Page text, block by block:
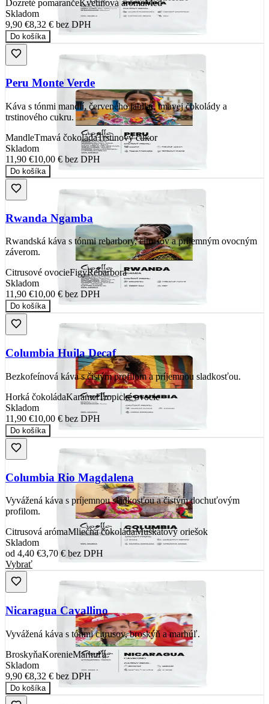
Dozreté pomarančeKvetinová arómaMed
Skladom
9,90 €8,32 € bez DPH
Do košíka
Peru Monte Verde
Káva s tónmi mandlí, červeného jablka, tmavej čokolády a
trstinového cukru.
MandleTmavá čokoládaTrstinový cukor
Skladom
11,90 €10,00 € bez DPH
Do košíka
Rwanda Ngamba
Rwandská káva s tónmi rebarbory, citrusov a príjemným ovocným
záverom.
Citrusové ovocieFigyRebarbora
Skladom
11,90 €10,00 € bez DPH
Do košíka
Columbia Huila Decaf
Bezkofeínová káva s čistým profilom a príjemnou sladkosťou.
Horká čokoládaKaramelTropické ovocie
Skladom
11,90 €10,00 € bez DPH
Do košíka
Columbia Rio Magdalena
Vyvážená káva s príjemnou sladkosťou a čistým dochuťovým
profilom.
Citrusová arómaMliečna čokoládaMuškátový oriešok
Skladom
od 4,40 €3,70 € bez DPH
Vybrať
Nicaragua Cavallino
Vyvážená káva s tónmi citrusov, broskýň a marhúľ.
BroskyňaKorenieMarhuľa
Skladom
9,90 €8,32 € bez DPH
Do košíka